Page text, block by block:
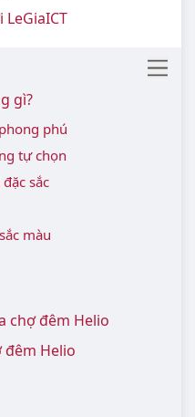
LeGiaICT
gì?
phú
tự chọn
sắc
màu
chợ đêm Helio
đêm Helio